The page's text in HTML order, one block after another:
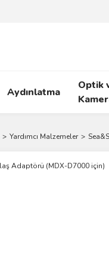
Aydınlatma
Optik
Yardımcı Malzemeler